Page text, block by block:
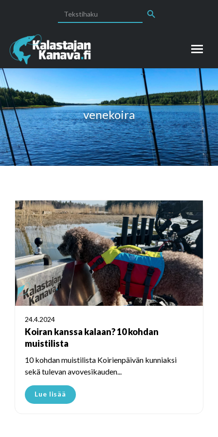
for:
venekoira
24.4.2024
Koiran kanssa kalaan? 10 kohdan
muistilista
10 kohdan muistilista Koirienpäivän kunniaksi
sekä tulevan avovesikauden...
Lue lisää